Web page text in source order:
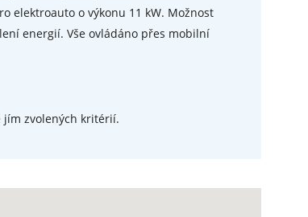
elektroauto o výkonu 11 kW. Možnost
energií. Vše ovládáno přes mobilní
jím zvolených kritérií.